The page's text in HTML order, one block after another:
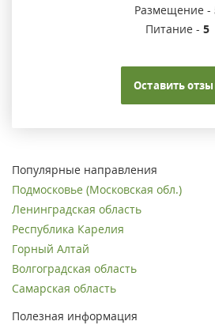
Размещение -
Питание - 5
Оставить
Популярные направления
Подмосковье (Московская обл.)
Ленинградская область
Республика Карелия
Горный Алтай
Волгоградская область
Самарская область
Полезная информация